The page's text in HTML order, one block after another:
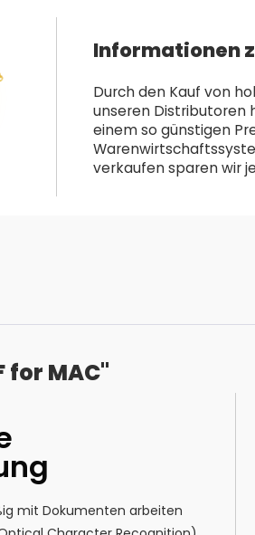
Informationen
Durch den Kauf von
unseren Distributoren
einem so günstigen
verkaufen sparen wir
for MAC"
mit Dokumenten arbeiten